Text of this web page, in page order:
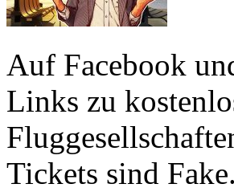
Auf Facebook
Links zu
Tickets sind Fake.